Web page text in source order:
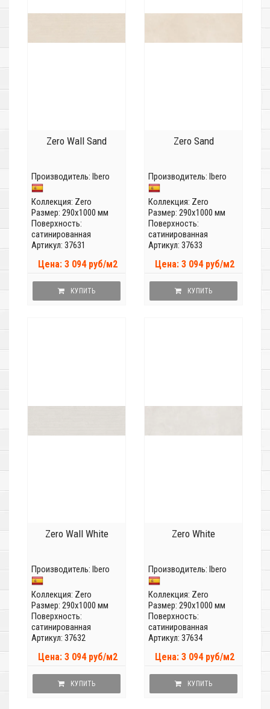
Zero Wall Sand
Производитель: Ibero
Коллекция: Zero
Размер: 290x1000 мм
Поверхность:
сатинированная
Артикул: 37631
Цена: 3 094 руб/м2
КУПИТЬ
Zero Sand
Производитель: Ibero
Коллекция: Zero
Размер: 290x1000 мм
Поверхность:
сатинированная
Артикул: 37633
Цена: 3 094 руб/м2
КУПИТЬ
Zero Wall White
Производитель: Ibero
Коллекция: Zero
Размер: 290x1000 мм
Поверхность:
сатинированная
Артикул: 37632
Цена: 3 094 руб/м2
КУПИТЬ
Zero White
Производитель: Ibero
Коллекция: Zero
Размер: 290x1000 мм
Поверхность:
сатинированная
Артикул: 37634
Цена: 3 094 руб/м2
КУПИТЬ